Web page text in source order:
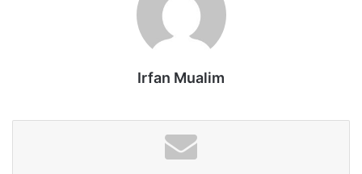
Irfan Mualim